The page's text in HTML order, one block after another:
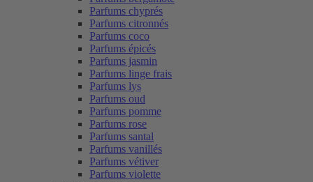
Parfums chyprés
Parfums citronnés
Parfums coco
Parfums épicés
Parfums jasmin
Parfums linge frais
Parfums lys
Parfums oud
Parfums pomme
Parfums rose
Parfums santal
Parfums vanillés
Parfums vétiver
Parfums violette